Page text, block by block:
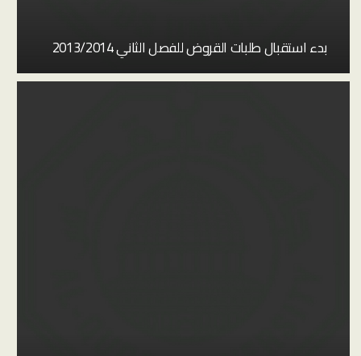
بدء استقبال طلبات القروض للفصل الثاني 2013/2014